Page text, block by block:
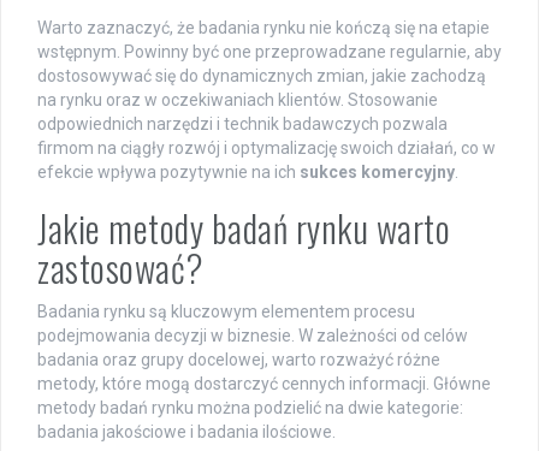
Warto zaznaczyć, że badania rynku nie kończą się na etapie
wstępnym. Powinny być one przeprowadzane regularnie, aby
dostosowywać się do dynamicznych zmian, jakie zachodzą
na rynku oraz w oczekiwaniach klientów. Stosowanie
odpowiednich narzędzi i technik badawczych pozwala
firmom na ciągły rozwój i optymalizację swoich działań, co w
efekcie wpływa pozytywnie na ich sukces komercyjny.
Jakie metody badań rynku warto
zastosować?
Badania rynku są kluczowym elementem procesu
podejmowania decyzji w biznesie. W zależności od celów
badania oraz grupy docelowej, warto rozważyć różne
metody, które mogą dostarczyć cennych informacji. Główne
metody badań rynku można podzielić na dwie kategorie:
badania jakościowe i badania ilościowe.